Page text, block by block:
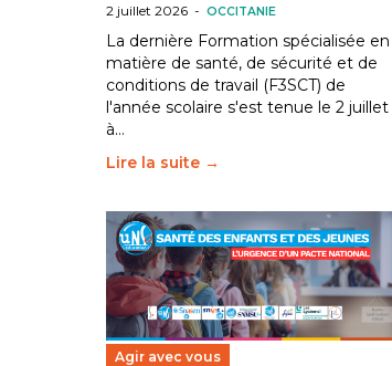
2 juillet 2026 - OCCITANIE
La dernière Formation spécialisée en
matière de santé, de sécurité et de
conditions de travail (F3SCT) de
l'année scolaire s'est tenue le 2 juillet
à…
Lire la suite →
Agir avec vous